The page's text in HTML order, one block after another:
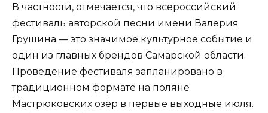
В частности, отмечается, что всероссийский
фестиваль авторской песни имени Валерия
Грушина — это значимое культурное событие и
один из главных брендов Самарской области.
Проведение фестиваля запланировано в
традиционном формате на поляне
Мастрюковских озёр в первые выходные июля.